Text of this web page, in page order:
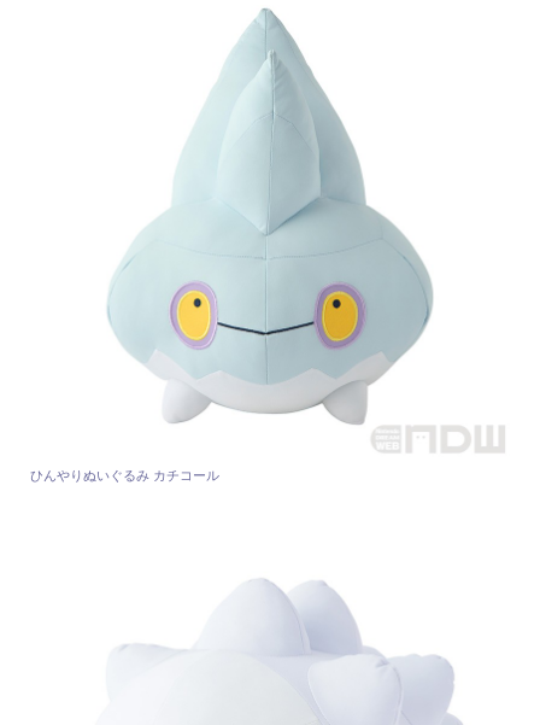
ひんやりぬいぐるみ カチコール